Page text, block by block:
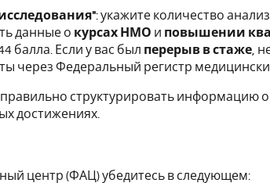
: укажите количество
данные о курсах НМО и повышении
балла. Если у вас был перерыв в стаже ,
через Федеральный регистр
правильно структурировать информацию
достижениях.
центр (ФАЦ) убедитесь в следующем: